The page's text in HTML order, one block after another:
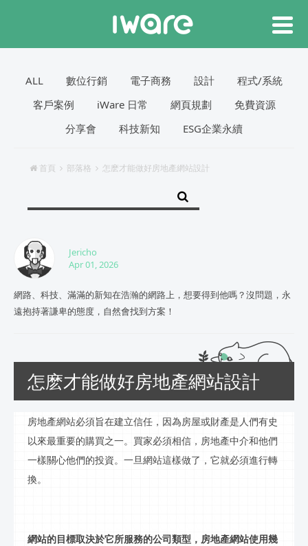
ALL 數位行銷 電子商務 設計
程式/系統
客戶案例
iWare 日常 網頁規劃
免費資源
分享會
科技新知 ESG企業永續
首頁 部落格 怎麽才能做好房地產網站設計
Jericho
Apr 01, 2026
網路、科技、滿滿的新知在浩瀚的網路上，想要得到他嗎？沒問題，永
遠抱持著謙卑的態度，自然會找到方案！
怎麽才能做好房地產網站設計
房地產網站必須旨在建立信任，因為房屋或財產是人們有史
以來最重要的購買之一。買家必須相信，房地產中介和他們
一樣關心他們的投資。一旦網站這樣做了，它就必須進行轉
換。
網站的目標取決於它所服務的公司類型，房地產網站使用幾